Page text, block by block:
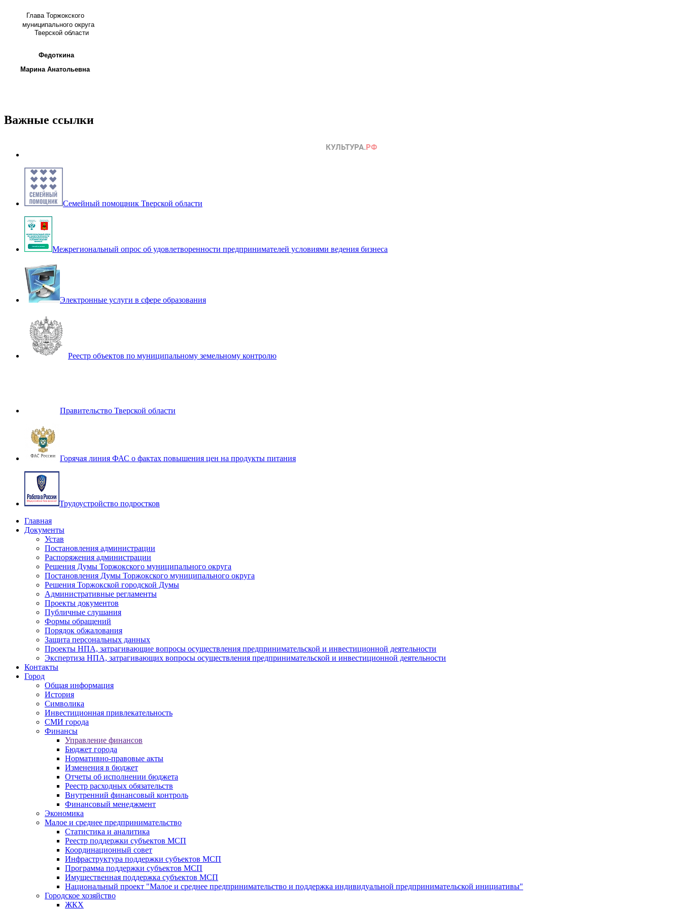
Глава Торжокского
муниципального округа
Тверской области
Федоткина
Марина Анатольевна
Важные ссылки
Семейный помощник Тверской области
Межрегиональный опрос об удовлетворенности предпринимателей условиями ведения бизнеса
Электронные услуги в сфере образования
Реестр объектов по муниципальному земельному контролю
Правительство Тверской области
Горячая линия ФАС о фактах повышения цен на продукты питания
Трудоустройство подростков
Главная
Документы
Устав
Постановления администрации
Распоряжения администрации
Решения Думы Торжокского муниципального округа
Постановления Думы Торжокского муниципального округа
Решения Торжокской городской Думы
Административные регламенты
Проекты документов
Публичные слушания
Формы обращений
Порядок обжалования
Защита персональных данных
Проекты НПА, затрагивающие вопросы осуществления предпринимательской и инвестиционной деятельности
Экспертиза НПА, затрагивающих вопросы осуществления предпринимательской и инвестиционной деятельности
Контакты
Город
Общая информация
История
Символика
Инвестиционная привлекательность
СМИ города
Финансы
Управление финансов
Бюджет города
Нормативно-правовые акты
Изменения в бюджет
Отчеты об исполнении бюджета
Реестр расходных обязательств
Внутренний финансовый контроль
Финансовый менеджмент
Экономика
Малое и среднее предпринимательство
Статистика и аналитика
Реестр поддержки субъектов МСП
Координационный совет
Инфраструктура поддержки субъектов МСП
Программа поддержки субъектов МСП
Имущественная поддержка субъектов МСП
Национальный проект "Малое и среднее предпринимательство и поддержка индивидуальной предпринимательской инициативы"
Городское хозяйство
ЖКХ